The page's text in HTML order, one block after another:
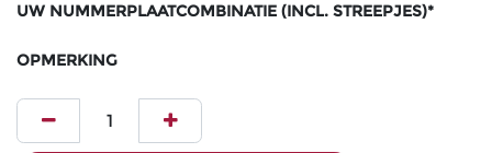
UW NUMMERPLAATCOMBINATIE (INCL. STREEPJES)*
OPMERKING